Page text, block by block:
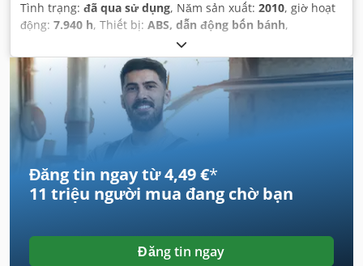
Tình trạng: đã qua sử dụng, Năm sản xuất: 2010, giờ hoạt
động: 7.940 h, Thiết bị: ABS, dẫn động bốn bánh,
Đăng tin ngay từ 4,49 €*
11 triệu người mua đang chờ bạn
Đăng tin ngay